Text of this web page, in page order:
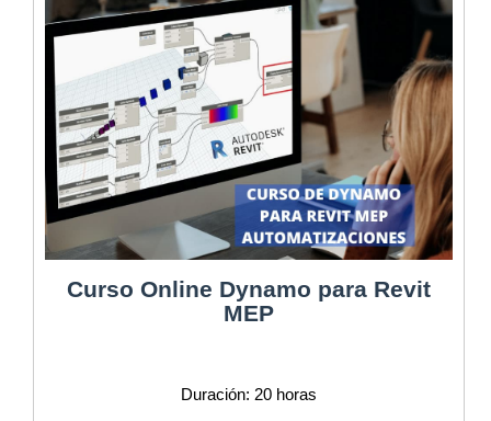
Curso Online Dynamo para Revit
MEP
Duración: 20 horas